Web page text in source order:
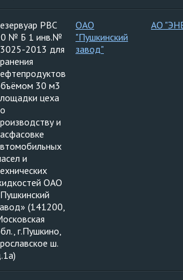
РВС
№ Б 1 инв.№
2013 для
30 м3
цеха
и
и
ОАО
(141200,
г.Пушкино,
ш.
ОАО
"Пушкинский
завод"
АО